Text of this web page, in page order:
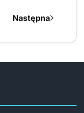
Następna